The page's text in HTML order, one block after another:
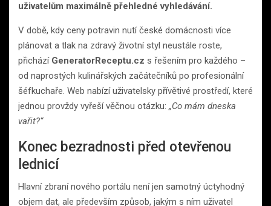
uživatelům maximálně přehledné vyhledávání.
V době, kdy ceny potravin nutí české domácnosti více
plánovat a tlak na zdravý životní styl neustále roste,
přichází GeneratorReceptu.cz s řešením pro každého –
od naprostých kulinářských začátečníků po profesionální
šéfkuchaře. Web nabízí uživatelsky přívětivé prostředí, které
jednou provždy vyřeší věčnou otázku: „Co mám dneska
vařit?“
Konec bezradnosti před otevřenou
lednicí
Hlavní zbraní nového portálu není jen samotný úctyhodný
objem dat, ale především způsob, jakým s ním uživatel